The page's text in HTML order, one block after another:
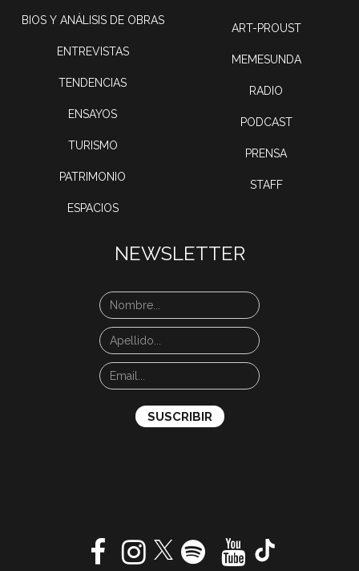
BIOS Y ANÁLISIS DE OBRAS
ENTREVISTAS
TENDENCIAS
ENSAYOS
TURISMO
PATRIMONIO
ESPACIOS
ART-PROUST
MEMESUNDA
RADIO
PODCAST
PRENSA
STAFF
NEWSLETTER